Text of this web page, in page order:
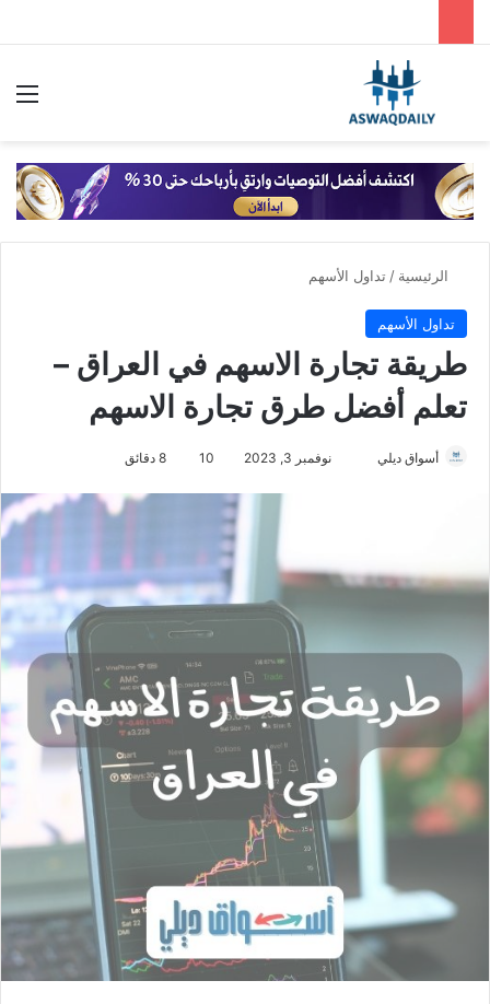
بحث عن
الرئيسية / تداول الأسهم
تداول الأسهم
طريقة تجارة الاسهم في العراق –
تعلم أفضل طرق تجارة الاسهم
أسواق ديلي
ر
إ
ل
ر
ا
نوفمبر 3, 2023 10